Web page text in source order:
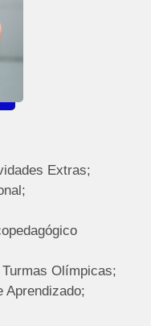
Extras;
Olímpicas;
Aprendizado;